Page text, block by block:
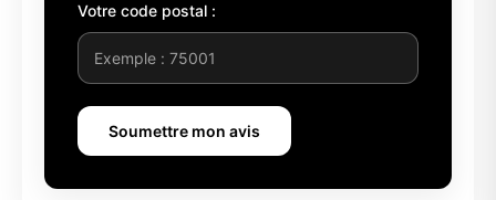
Votre code postal :
Soumettre mon avis